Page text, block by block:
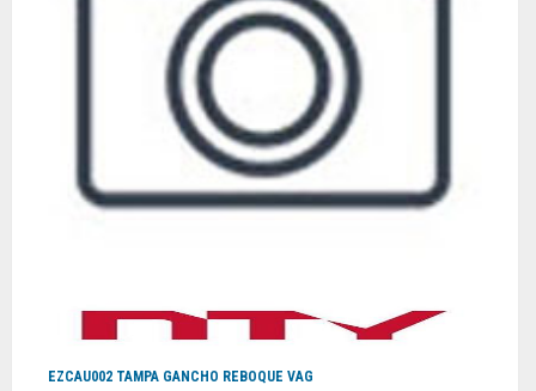
EZCAU002 TAMPA GANCHO REBOQUE VAG